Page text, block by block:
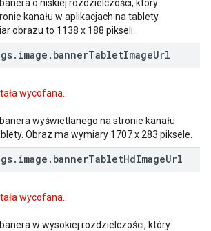
o niskiej rozdzielczości, który
kanału w aplikacjach na tablety.
obrazu to 1138 x 188 pikseli.
. image . bannerTabletImageUrl
wycofana.
wyświetlanego na stronie kanału
Obraz ma wymiary 1707 x 283 piksele.
. image . bannerTabletHdImageUrl
wycofana.
w wysokiej rozdzielczości, który